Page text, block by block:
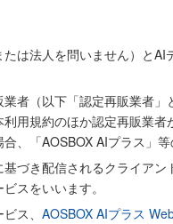
は法人を問いません）と
者（以下「認定再販業者
用規約のほか認定再販業
、「AOSBOX AIプラス」
づき配信されるクライア
スをいいます。
ス、 AOSBOX AIプラス